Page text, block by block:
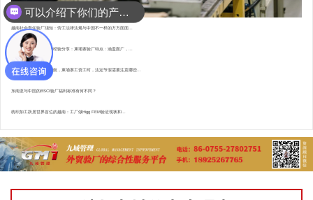
越南社会责任验厂须知：劳工法律法规与中国不一样的方方面面...
东南亚资深验厂顾问的经验分享：柬埔寨验厂特点 : 涵盖面广，...
直赴柬埔寨，为验厂护航，柬埔寨工资工时，法定节假需要注意哪些...
东南亚与中国的BSCI验厂福利标准有何不同？
纺织加工跃居世界首位的越南：工厂做Higg FEM验证现状和...